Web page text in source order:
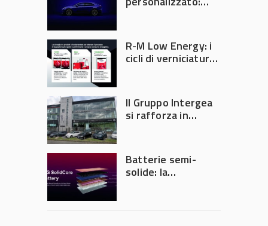
diventa ingegneria
di precisione
R-M Low Energy: i
cicli di verniciatura
tempi e costi in
carrozzeria
Il Gruppo Intergea
si rafforza in
Batterie semi-
solide: la
accelerare la